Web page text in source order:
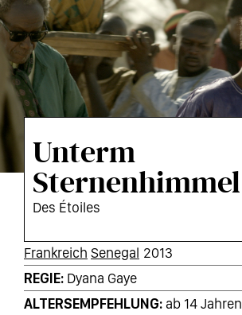
Unterm
Sternenhimmel
Des Étoiles
Frankreich Senegal 2013
REGIE Dyana Gaye
ALTERSEMPFEHLUNG ab 14 Jahren